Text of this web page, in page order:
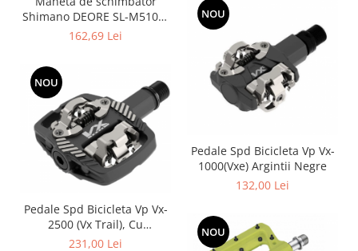
Shimano DEORE SL-M5100-
R dreapta 11 vit,2050 mm
162,69 Lei
NOU
Pedale Spd Bicicleta Vp Vx-
1000(Vxe) Argintii Negre
132,00 Lei
NOU
Pedale Spd Bicicleta Vp Vx-
2500 (Vx Trail), Cu
Platforma, Argintii Negre
231,00 Lei
NOU